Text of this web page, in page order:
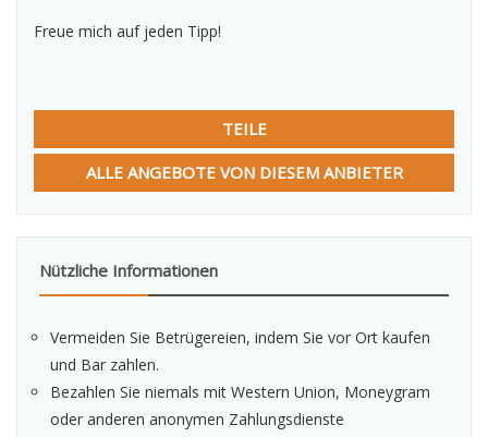
Freue mich auf jeden Tipp!
TEILE
ALLE ANGEBOTE VON DIESEM ANBIETER
Nützliche Informationen
Vermeiden Sie Betrügereien, indem Sie vor Ort kaufen
und Bar zahlen.
Bezahlen Sie niemals mit Western Union, Moneygram
oder anderen anonymen Zahlungsdienste